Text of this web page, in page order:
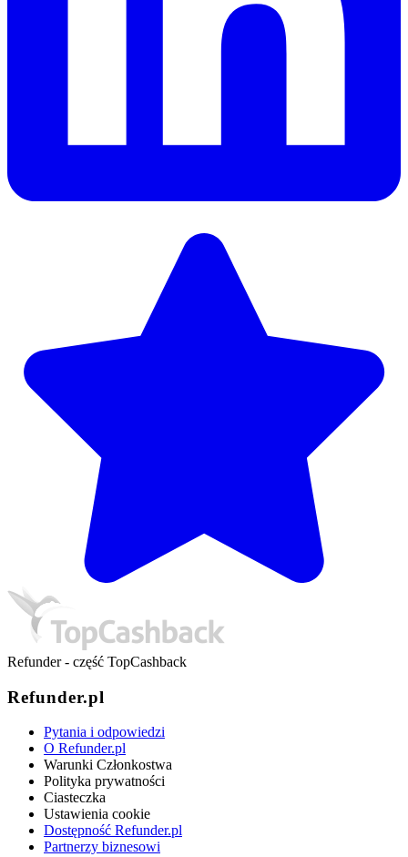
Refunder - część TopCashback
Refunder.pl
Pytania i odpowiedzi
O Refunder.pl
Warunki Członkostwa
Polityka prywatności
Ciasteczka
Ustawienia cookie
Dostępność Refunder.pl
Partnerzy biznesowi